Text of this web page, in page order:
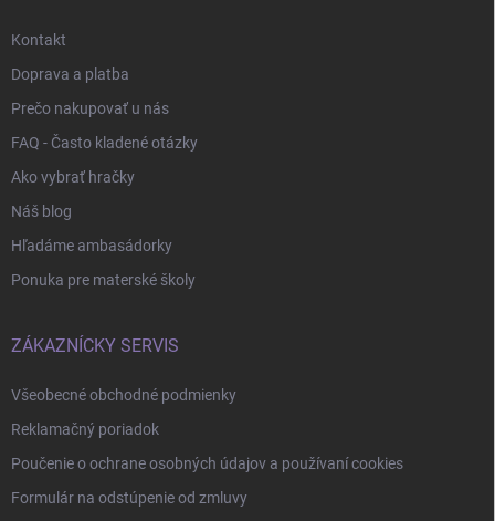
Kontakt
Doprava a platba
Prečo nakupovať u nás
FAQ - Často kladené otázky
Ako vybrať hračky
Náš blog
Hľadáme ambasádorky
Ponuka pre materské školy
ZÁKAZNÍCKY SERVIS
Všeobecné obchodné podmienky
Reklamačný poriadok
Poučenie o ochrane osobných údajov a používaní cookies
Formulár na odstúpenie od zmluvy